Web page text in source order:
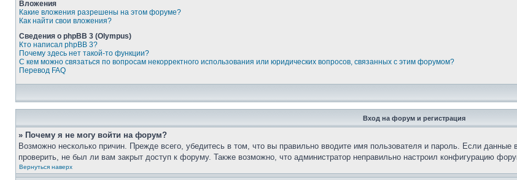
Вложения
Какие вложения разрешены на этом форуме?
Как найти свои вложения?
Сведения о phpBB 3 (Olympus)
Кто написал phpBB 3?
Почему здесь нет такой-то функции?
С кем можно связаться по вопросам некорректного использования или юридических вопросов, связанных с этим форумом?
Перевод FAQ
Вход на форум и регистрация
» Почему я не могу войти на форум?
Возможно несколько причин. Прежде всего, убедитесь в том, что вы правильно вводите имя пользователя и пароль. Если
проверить, не был ли вам закрыт доступ к форуму. Также возможно, что администратор неправильно настроил конфигурацию
Вернуться наверх